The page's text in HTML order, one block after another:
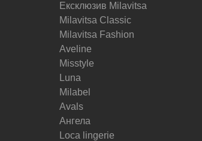
Ексклюзив Milavitsa
Milavitsa Classic
Milavitsa Fashion
Aveline
Misstyle
Luna
Milabel
Avals
Ангела
Loca lingerie